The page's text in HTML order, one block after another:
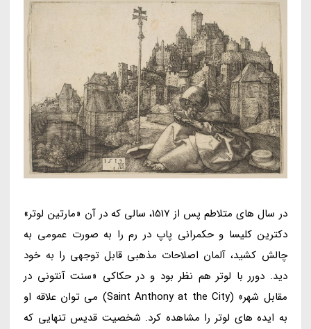
در سال های متلاطم پس از 1517، سالی که در آن «مارتین لوتر»
دکترین کلیسا و حکمرانی پاپ در رم را به صورت عمومی به
چالش کشید، آلمان اصلاحات مذهبی قابل توجهی را به خود
دید. دورر با لوتر هم نظر بود و در حکاکی «سنت آنتونی در
مقابل شهر» (Saint Anthony at the City) می توان علاقه او
به ایده های لوتر را مشاهده کرد. شخصیت قدیس تنهایی که